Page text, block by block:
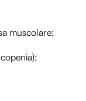
muscolare;